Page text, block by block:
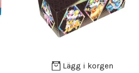
Lägg i korgen